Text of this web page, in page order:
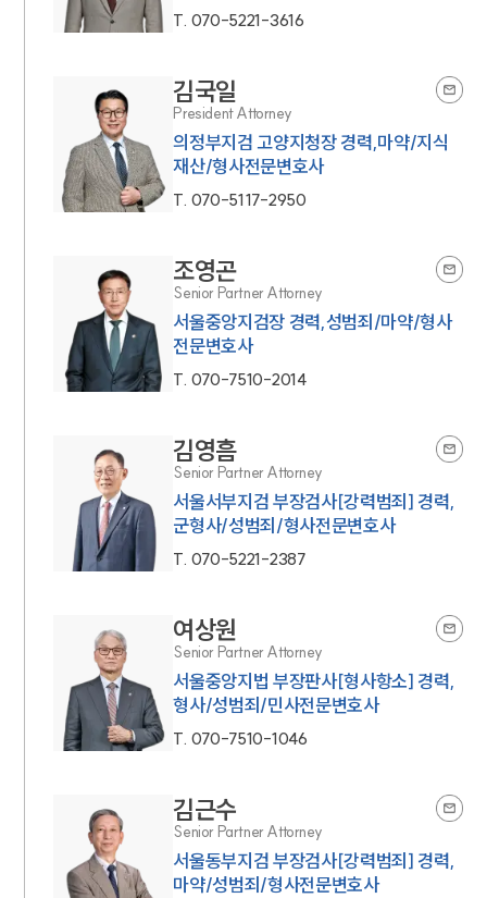
T. 070-5221-3616
김국일
President Attorney
의정부지검 고양지청장 경력,마약/지식
재산/형사전문변호사
T. 070-5117-2950
조영곤
Senior Partner Attorney
서울중앙지검장 경력,성범죄/마약/형사
전문변호사
T. 070-7510-2014
김영흠
Senior Partner Attorney
서울서부지검 부장검사[강력범죄] 경력,
군형사/성범죄/형사전문변호사
T. 070-5221-2387
여상원
Senior Partner Attorney
서울중앙지법 부장판사[형사항소] 경력,
형사/성범죄/민사전문변호사
T. 070-7510-1046
김근수
Senior Partner Attorney
서울동부지검 부장검사[강력범죄] 경력,
마약/성범죄/형사전문변호사